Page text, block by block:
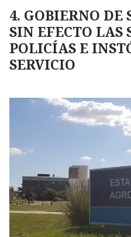
GOBIERNO DE
SIN EFECTO LAS
POLICÍAS E
SERVICIO